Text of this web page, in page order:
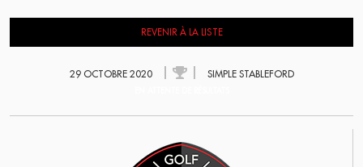
REVENIR À LA LISTE
29 OCTOBRE 2020 SIMPLE STABLEFORD